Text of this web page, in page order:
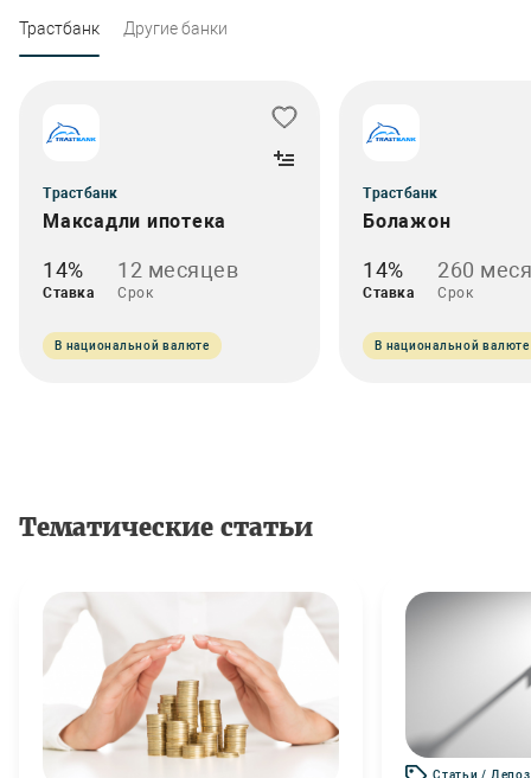
Трастбанк Другие банки
Трастбанк
Максадли ипотека
14%
Ставка
12 месяцев
Срок
В национальной валюте
Трастбанк
Болажон
14%
Ставка
260
Срок
В национальной валюте
Тематические статьи